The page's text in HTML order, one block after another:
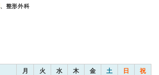
、整形外科
月 火 水 木 金 土 日 祝